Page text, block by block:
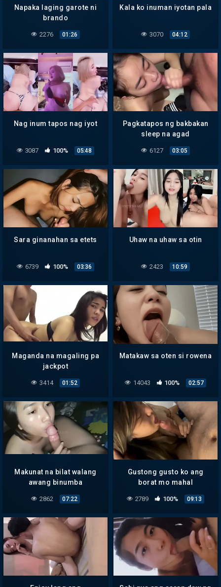
Napaka laging garote ni
brando
2276 01:26
Kala ko inuman iyotan pala
3070 04:12
Nag inum tapos nag iyot
3087 100% 05:48
Pagkatapos ng bakbakan
sleep na agad
6127 03:05
Sara ginanahan sa etets
6739 100% 03:36
Uhaw na uhaw sa otin
2423 10:59
Maganda na magaling pa
jackpot
3414 01:52
Matakaw sa oten si rowena
14043 100% 02:57
Makunat na bilat walang
awang binumba
2862 07:22
Gustong gusto ko ang
borat mo mahal
2789 100% 09:13